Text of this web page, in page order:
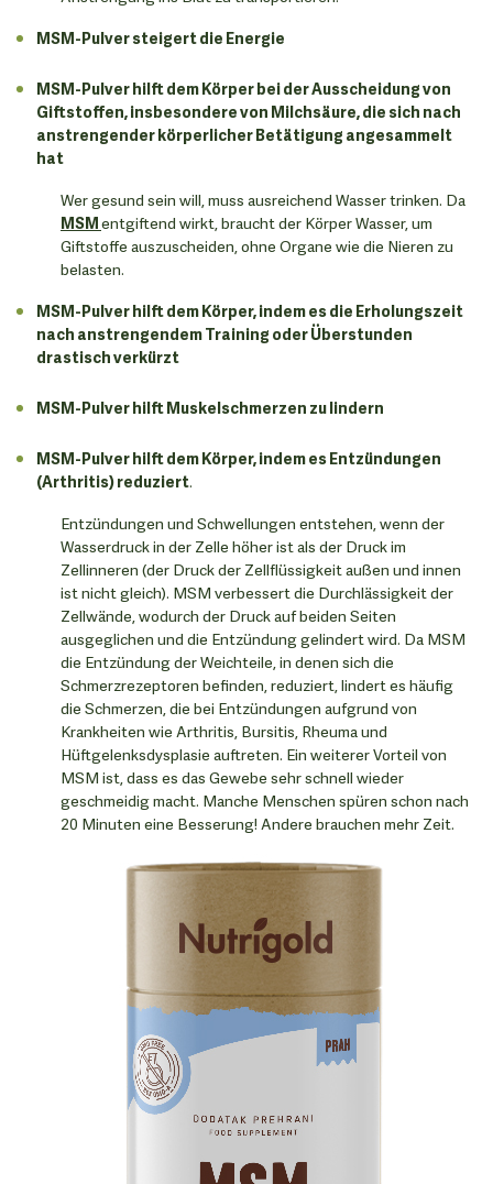
MSM-Pulver steigert die Energie
MSM-Pulver hilft dem Körper bei der Ausscheidung von
Giftstoffen, insbesondere von Milchsäure, die sich nach
anstrengender körperlicher Betätigung angesammelt
hat
Wer gesund sein will, muss ausreichend Wasser trinken. Da
MSMentgiftend wirkt, braucht der Körper Wasser, um
Giftstoffe auszuscheiden, ohne Organe wie die Nieren zu
belasten.
MSM-Pulver hilft dem Körper, indem es die Erholungszeit
nach anstrengendem Training oder Überstunden
drastisch verkürzt
MSM-Pulver hilft Muskelschmerzen zu lindern
MSM-Pulver hilft dem Körper, indem es Entzündungen
(Arthritis) reduziert.
Entzündungen und Schwellungen entstehen, wenn der
Wasserdruck in der Zelle höher ist als der Druck im
Zellinneren (der Druck der Zellflüssigkeit außen und innen
ist nicht gleich). MSM verbessert die Durchlässigkeit der
Zellwände, wodurch der Druck auf beiden Seiten
ausgeglichen und die Entzündung gelindert wird. Da MSM
die Entzündung der Weichteile, in denen sich die
Schmerzrezeptoren befinden, reduziert, lindert es häufig
die Schmerzen, die bei Entzündungen aufgrund von
Krankheiten wie Arthritis, Bursitis, Rheuma und
Hüftgelenksdysplasie auftreten. Ein weiterer Vorteil von
MSM ist, dass es das Gewebe sehr schnell wieder
geschmeidig macht. Manche Menschen spüren schon nach
20 Minuten eine Besserung! Andere brauchen mehr Zeit.